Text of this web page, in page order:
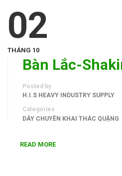
02
THÁNG 10
Bàn Lắc-
Posted by
H.I.S HEAVY INDUSTRY SUPPLY
Categories
DÂY CHUYỀN KHAI THÁC QUẶNG
READ MORE